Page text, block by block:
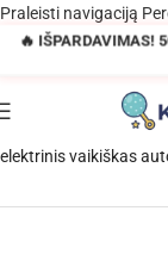
Praleisti navigaciją
🔥 IŠPARDAVIMAS!
elektrinis vaikiškas